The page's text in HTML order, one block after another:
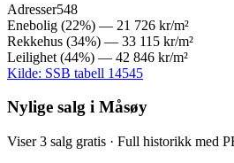
Adresser548
Enebolig (22%) — 21 726 kr/m²
Rekkehus (34%) — 33 115 kr/m²
Leilighet (44%) — 42 846 kr/m²
Kilde: SSB tabell 14545
Nylige salg i Måsøy
Viser3 salg gratis · Full historikk med